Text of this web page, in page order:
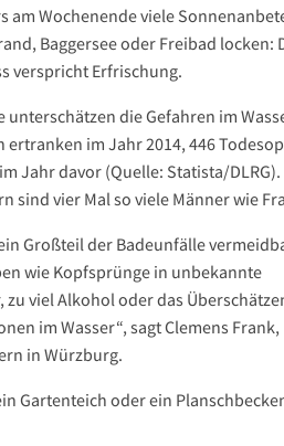
am Wochenende viele
Baggersee oder Freibad locken:
verspricht Erfrischung.
unterschätzen die Gefahren im
ertranken im Jahr 2014, 446
Jahr davor (Quelle: Statista/
sind vier Mal so viele Männer wie
Großteil der Badeunfälle
wie Kopfsprünge in unbekannte
zu viel Alkohol oder das
im Wasser“, sagt Clemens Frank,
in Würzburg.
Gartenteich oder ein